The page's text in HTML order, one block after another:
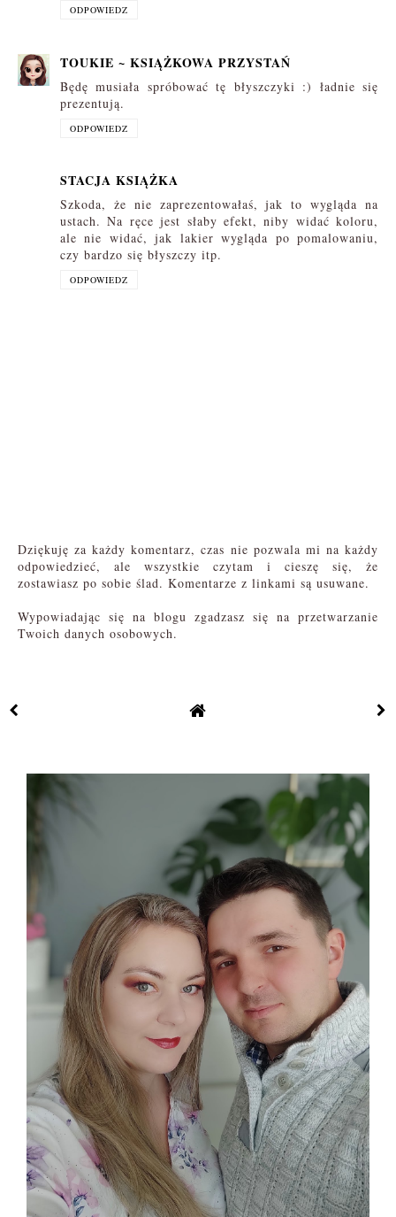
ODPOWIEDZ
TOUKIE ~ KSIĄŻKOWA PRZYSTAŃ
Będę musiała spróbować tę błyszczyki :) ładnie się
prezentują.
ODPOWIEDZ
STACJA KSIĄŻKA
Szkoda, że nie zaprezentowałaś, jak to wygląda na
ustach. Na ręce jest słaby efekt, niby widać koloru,
ale nie widać, jak lakier wygląda po pomalowaniu,
czy bardzo się błyszczy itp.
ODPOWIEDZ
Dziękuję za każdy komentarz, czas nie pozwala mi na każdy
odpowiedzieć, ale wszystkie czytam i cieszę się, że
zostawiasz po sobie ślad. Komentarze z linkami są usuwane.
Wypowiadając się na blogu zgadzasz się na przetwarzanie
Twoich danych osobowych.